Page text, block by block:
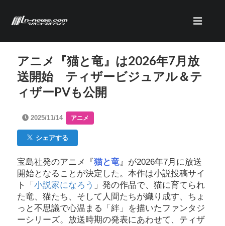
アニメ『猫と竜』は2026年7月放
送開始 ティザービジュアル＆テ
ィザーPVも公開
2025/11/14 アニメ
シェアする
宝島社発のアニメ『 猫と竜』が2026年7月に放送
開始となることが決定した。本作は小説投稿サイ
ト「 小説家になろう 」発の作品で、猫に育てられ
た竜、猫たち、そして人間たちが織り成す、ちょ
っと不思議で心温まる「絆」を描いたファンタジ
ーシリーズ。放送時期の発表にあわせて、ティザ